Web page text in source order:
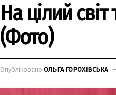
На цілий світ
(Фото)
Опубліковано ОЛЬГА ГОРОХІВСЬКА